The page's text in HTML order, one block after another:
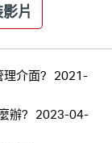
片
理介面? 2021-
辦? 2023-04-